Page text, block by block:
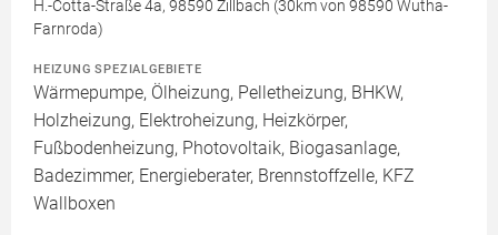
H.-Cotta-Straße 4a, 98590 Zillbach (30km von 98590 Wutha-
Farnroda)
HEIZUNG SPEZIALGEBIETE
Wärmepumpe, Ölheizung, Pelletheizung, BHKW,
Holzheizung, Elektroheizung, Heizkörper,
Fußbodenheizung, Photovoltaik, Biogasanlage,
Badezimmer, Energieberater, Brennstoffzelle, KFZ
Wallboxen